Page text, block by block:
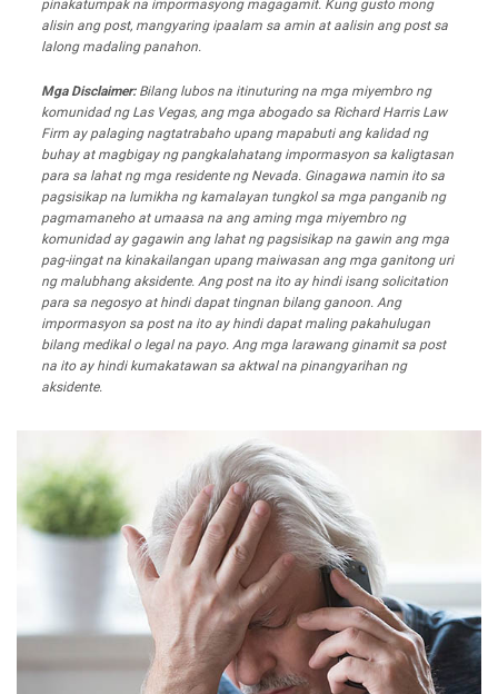
pinakatumpak na impormasyong magagamit. Kung gusto mong
alisin ang post, mangyaring ipaalam sa amin at aalisin ang post sa
lalong madaling panahon.
Mga Disclaimer:Bilang lubos na itinuturing na mga miyembro ng
komunidad ng Las Vegas, ang mga abogado sa Richard Harris Law
Firm ay palaging nagtatrabaho upang mapabuti ang kalidad ng
buhay at magbigay ng pangkalahatang impormasyon sa kaligtasan
para sa lahat ng mga residente ng Nevada. Ginagawa namin ito sa
pagsisikap na lumikha ng kamalayan tungkol sa mga panganib ng
pagmamaneho at umaasa na ang aming mga miyembro ng
komunidad ay gagawin ang lahat ng pagsisikap na gawin ang mga
pag-iingat na kinakailangan upang maiwasan ang mga ganitong uri
ng malubhang aksidente. Ang post na ito ay hindi isang solicitation
para sa negosyo at hindi dapat tingnan bilang ganoon. Ang
impormasyon sa post na ito ay hindi dapat maling pakahulugan
bilang medikal o legal na payo. Ang mga larawang ginamit sa post
na ito ay hindi kumakatawan sa aktwal na pinangyarihan ng
aksidente.